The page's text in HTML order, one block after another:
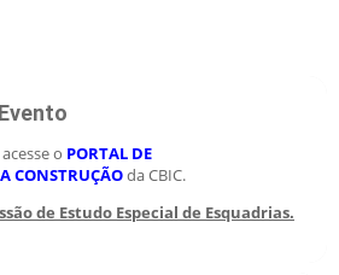
o PORTAL DE
CONSTRUÇÃOda CBIC.
de Estudo Especial de Esquadrias.